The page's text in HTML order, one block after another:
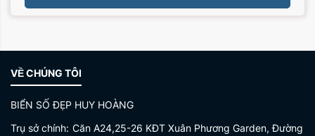
VỀ CHÚNG TÔI
BIỂN SỐ ĐẸP HUY HOÀNG
Trụ sở chính: Căn A24,25-26 KĐT Xuân Phương Garden, Đường